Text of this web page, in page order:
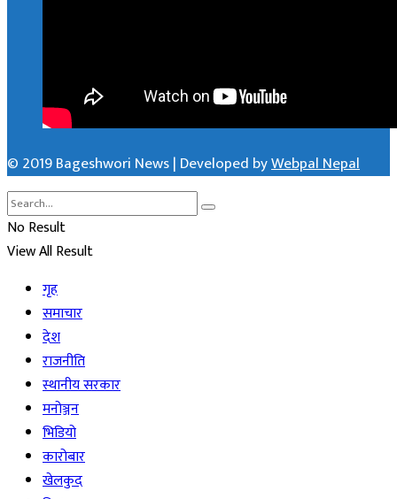
© 2019 Bageshwori News | Developed byWebpal Nepal
No Result
View All Result
गृह
समाचार
देश
राजनीति
स्थानीय सरकार
मनोञ्जन
भिडियो
कारोबार
खेलकुद